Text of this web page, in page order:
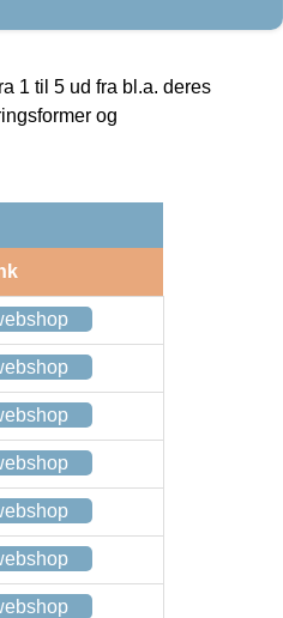
1 til 5 ud fra bl.a. deres
og